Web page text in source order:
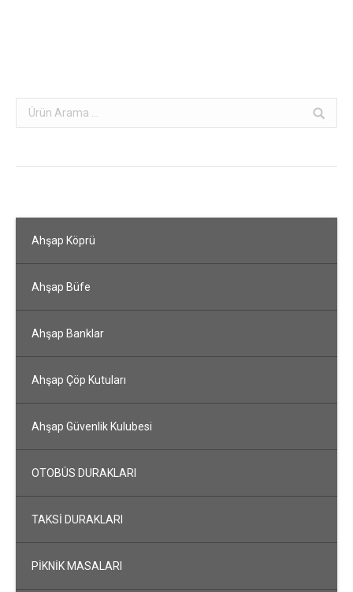
Search:
Ahşap Köprü
Ahşap Büfe
Ahşap Banklar
Ahşap Çöp Kutuları
Ahşap Güvenlik Kulubesi
OTOBÜS DURAKLARI
TAKSİ DURAKLARI
PİKNİK MASALARI